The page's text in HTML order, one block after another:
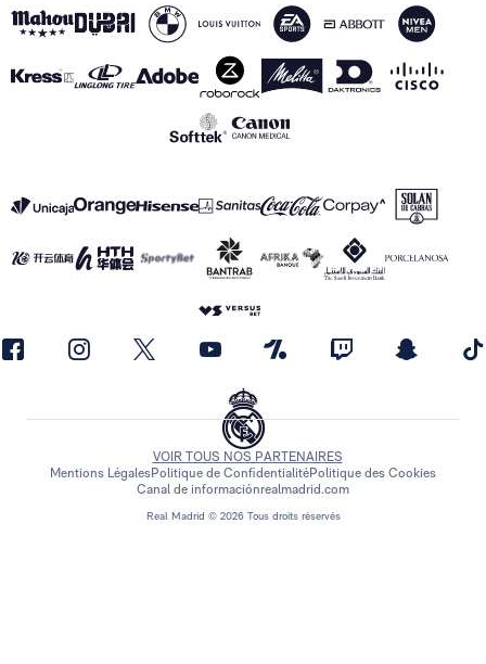
Real Madrid © 2026 Tous droits réservés
VOIR TOUS NOS PARTENAIRES
Mentions LégalesPolitique de ConfidentialitéPolitique des Cookies
Canal de informaciónrealmadrid.com